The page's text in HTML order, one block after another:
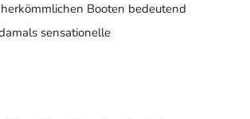
Booten bedeutend
sensationelle